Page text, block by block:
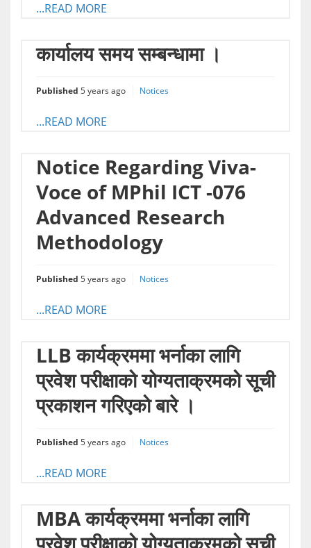
...READ MORE
कार्यालय समय सम्बन्धामा ।
Published 5 years ago Notices
...READ MORE
Notice Regarding Viva-
Voce of MPhil ICT -076
Advanced Research
Methodology
Published 5 years ago Notices
...READ MORE
LLB कार्यक्रममा भर्नाका लागि
प्रवेश परीक्षाको योग्यताक्रमको सूची
प्रकाशन गरिएको बारे ।
Published 5 years ago Notices
...READ MORE
MBA कार्यक्रममा भर्नाका लागि